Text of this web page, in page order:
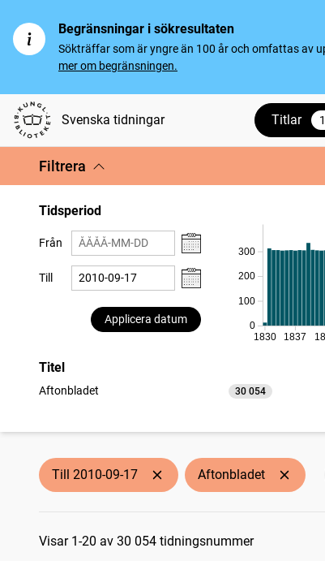
Begränsningar i sökresultaten
Sökträffar som är yngre än 100 år och omfattas av
mer om begränsningen.
Svenska tidningar Titlar 1
Filtrera
Tidsperiod
Från
Till
Applicera datum
0
100
200
300
1830 1837
Titel
Aftonbladet 30 054
träffar
Till 2010-09-17 Aftonbladet
Sökresultat
Visar 1-20 av 30 054 tidningsnummer